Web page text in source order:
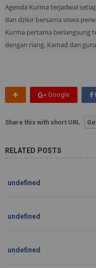
Agenda Kurma terjadwal
dan dzikir bersama siswa
Kurma pertama berlangsung
dengan riang. Kamad dan
Google
Share this with short URL
RELATED POSTS
undefined
undefined
undefined